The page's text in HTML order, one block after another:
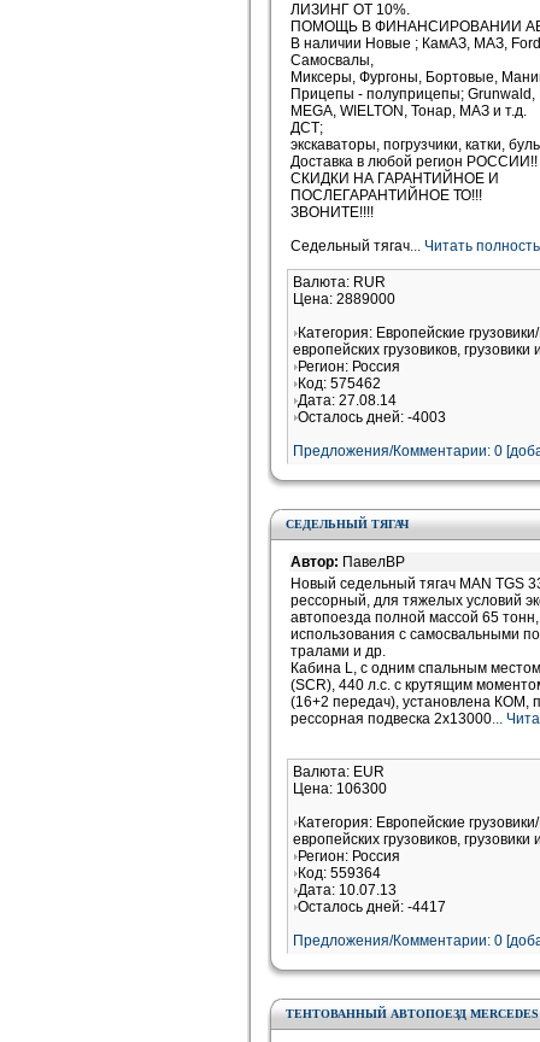
ЛИЗИНГ ОТ 10%.
ПОМОЩЬ В ФИНАНСИРОВАНИИ
В наличии Новые ; КамАЗ, МАЗ, Ford
Самосвалы,
Миксеры, Фургоны, Бортовые,
Прицепы - полуприцепы; Grunwald,
MEGA, WIELTON, Тонар, МАЗ и т.д.
ДСТ;
экскаваторы, погрузчики, катки,
Доставка в любой регион РОССИИ!!
СКИДКИ НА ГАРАНТИЙНОЕ И
ПОСЛЕГАРАНТИЙНОЕ ТО!!!
ЗВОНИТЕ!!!!
Седельный тягач... Читать
Валюта: RUR
Цена: 2889000
Категория: Европейские
европейских грузовиков, грузовики
Регион: Россия
Код: 575462
Дата: 27.08.14
Осталось дней: -4003
Предложения/Комментарии: 0
СЕДЕЛЬНЫЙ ТЯГАЧ
Автор: ПавелВР
Новый седельный тягач MAN TGS
рессорный, для тяжелых условий
автопоезда полной массой 65
использования с самосвальными
тралами и др.
Кабина L, с одним спальным
(SCR), 440 л.с. с крутящим
(16+2 передач), установлена КОМ,
рессорная подвеска 2х13000...
Валюта: EUR
Цена: 106300
Категория: Европейские
европейских грузовиков, грузовики
Регион: Россия
Код: 559364
Дата: 10.07.13
Осталось дней: -4417
Предложения/Комментарии: 0
ТЕНТОВАННЫЙ АВТОПОЕЗД MERCEDES